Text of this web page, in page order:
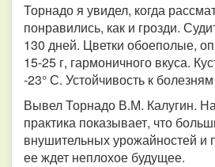
Торнадо я увидел, когда
понравились, как и грозди.
130 дней. Цветки обоеполые,
15-25 г, гармоничного вкуса.
-23° С. Устойчивость к
Вывел Торнадо В.М. Калугин.
практика показывает, что
внушительных урожайностей и
ее ждет неплохое будущее.